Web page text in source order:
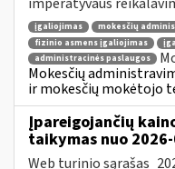
įgaliojimas mokesčių
fizinio asmens įgaliojimas
administracinės paslaugos
Mokesčių
ir mokesčių mokėtojo
Įpareigojančių
taikymas nuo
Web turinio sąrašas